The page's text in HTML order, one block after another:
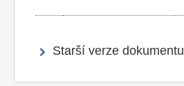
Starší verze dokumentu